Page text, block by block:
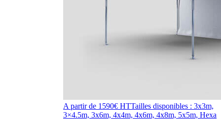
A partir de 1590€ HTTailles disponibles : 3x3m,
3×4.5m, 3x6m, 4x4m, 4x6m, 4x8m, 5x5m, Hexa